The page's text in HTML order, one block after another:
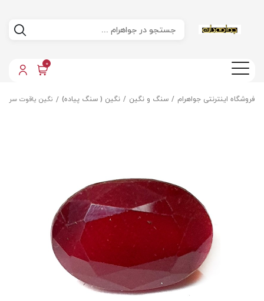
0
فروشگاه اینترنتی جواهرام سنگ و نگین نگین ( سنگ پیاده) نگین یاقوت سرخ